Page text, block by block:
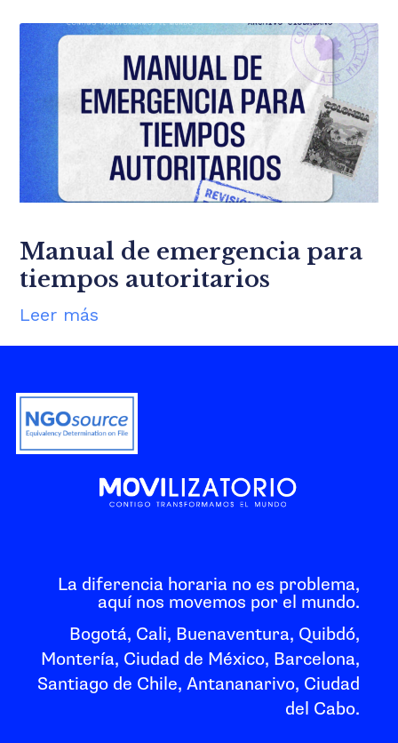
Manual de emergencia para
tiempos autoritarios
Leer más
La diferencia horaria no es problema,
aquí nos movemos por el mundo.
Bogotá, Cali, Buenaventura, Quibdó,
Montería, Ciudad de México, Barcelona,
Santiago de Chile, Antananarivo, Ciudad
del Cabo.